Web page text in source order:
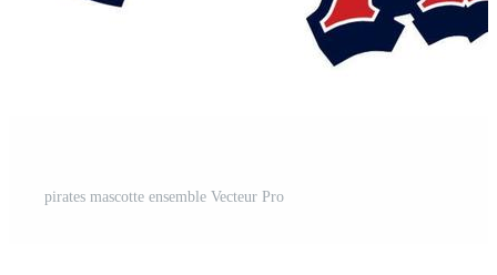
pirates mascotte ensemble Vecteur Pro